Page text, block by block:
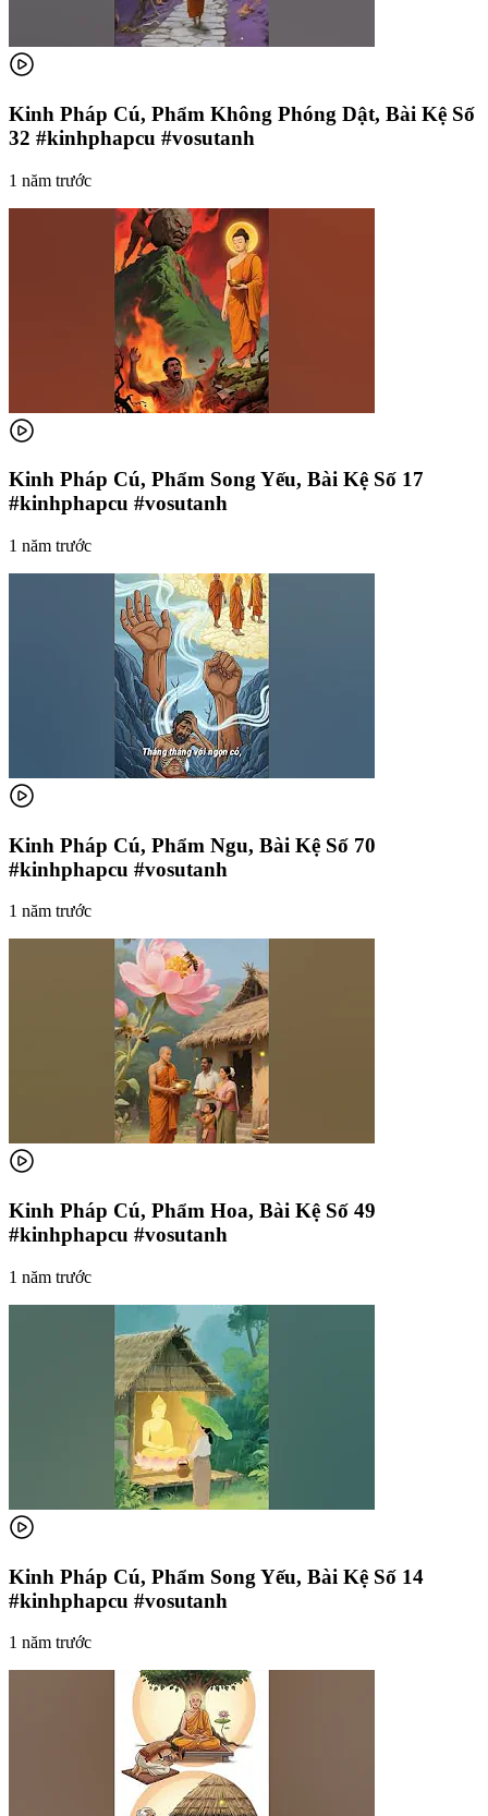
Kinh Pháp Cú, Phẩm Không Phóng Dật, Bài Kệ Số
32 #kinhphapcu #vosutanh
1 năm trước
Kinh Pháp Cú, Phẩm Song Yếu, Bài Kệ Số 17
#kinhphapcu #vosutanh
1 năm trước
Kinh Pháp Cú, Phẩm Ngu, Bài Kệ Số 70
#kinhphapcu #vosutanh
1 năm trước
Kinh Pháp Cú, Phẩm Hoa, Bài Kệ Số 49
#kinhphapcu #vosutanh
1 năm trước
Kinh Pháp Cú, Phẩm Song Yếu, Bài Kệ Số 14
#kinhphapcu #vosutanh
1 năm trước